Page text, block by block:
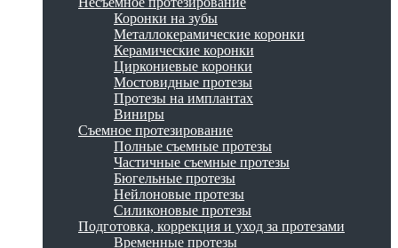
Коронки на зубы
Металлокерамические коронки
Керамические коронки
Циркониевые коронки
Мостовидные протезы
Протезы на имплантах
Виниры
Съемное протезирование
Полные съемные протезы
Частичные съемные протезы
Бюгельные протезы
Нейлоновые протезы
Силиконовые протезы
Подготовка, коррекция и уход за протезами
Временные протезы